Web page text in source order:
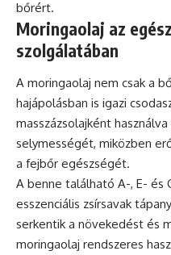
bőrért.
Moringaolaj az
szolgálatában
A moringaolaj nem csak a
hajápolásban is igazi
masszázsolajként
selymességét, miközben
a fejbőr egészségét.
A benne található A-, E- és
esszenciális zsírsavak
serkentik a növekedést és
moringaolaj rendszeres